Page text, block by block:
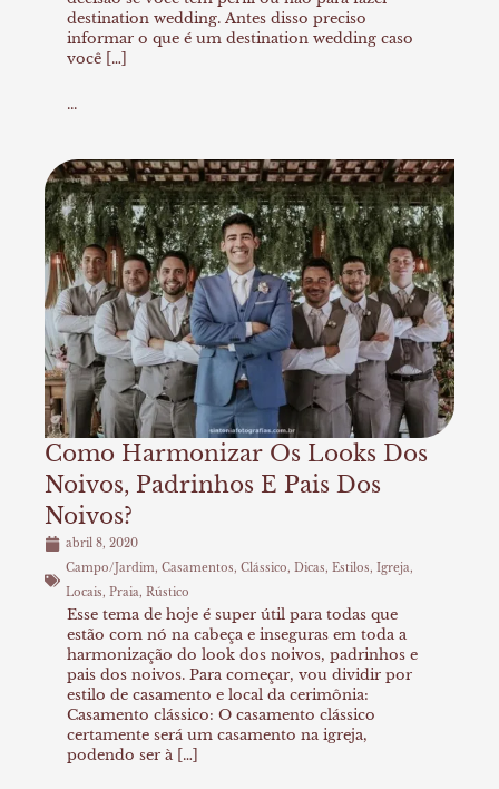
destination wedding. Antes disso preciso
informar o que é um destination wedding caso
você […]
...
Como Harmonizar Os Looks Dos
Noivos, Padrinhos E Pais Dos
Noivos?
abril 8, 2020
Campo/Jardim, Casamentos, Clássico, Dicas, Estilos, Igreja,
Locais, Praia, Rústico
Esse tema de hoje é super útil para todas que
estão com nó na cabeça e inseguras em toda a
harmonização do look dos noivos, padrinhos e
pais dos noivos. Para começar, vou dividir por
estilo de casamento e local da cerimônia:
Casamento clássico: O casamento clássico
certamente será um casamento na igreja,
podendo ser à […]